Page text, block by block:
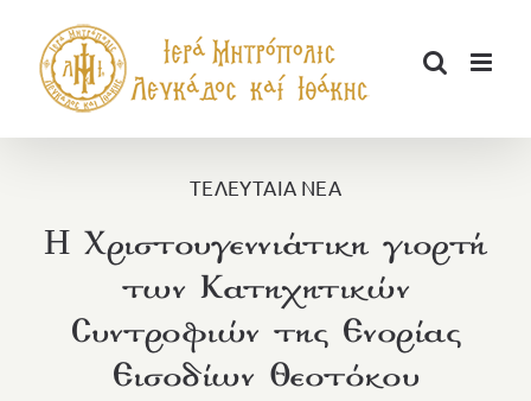
περιεχόμενο
ΤΕΛΕΥΤΑΙΑ ΝΕΑ
H Χριστουγεννιάτικη γιορτή
των Κατηχητικών
Συντροφιών της Ενορίας
Εισοδίων Θεοτόκου